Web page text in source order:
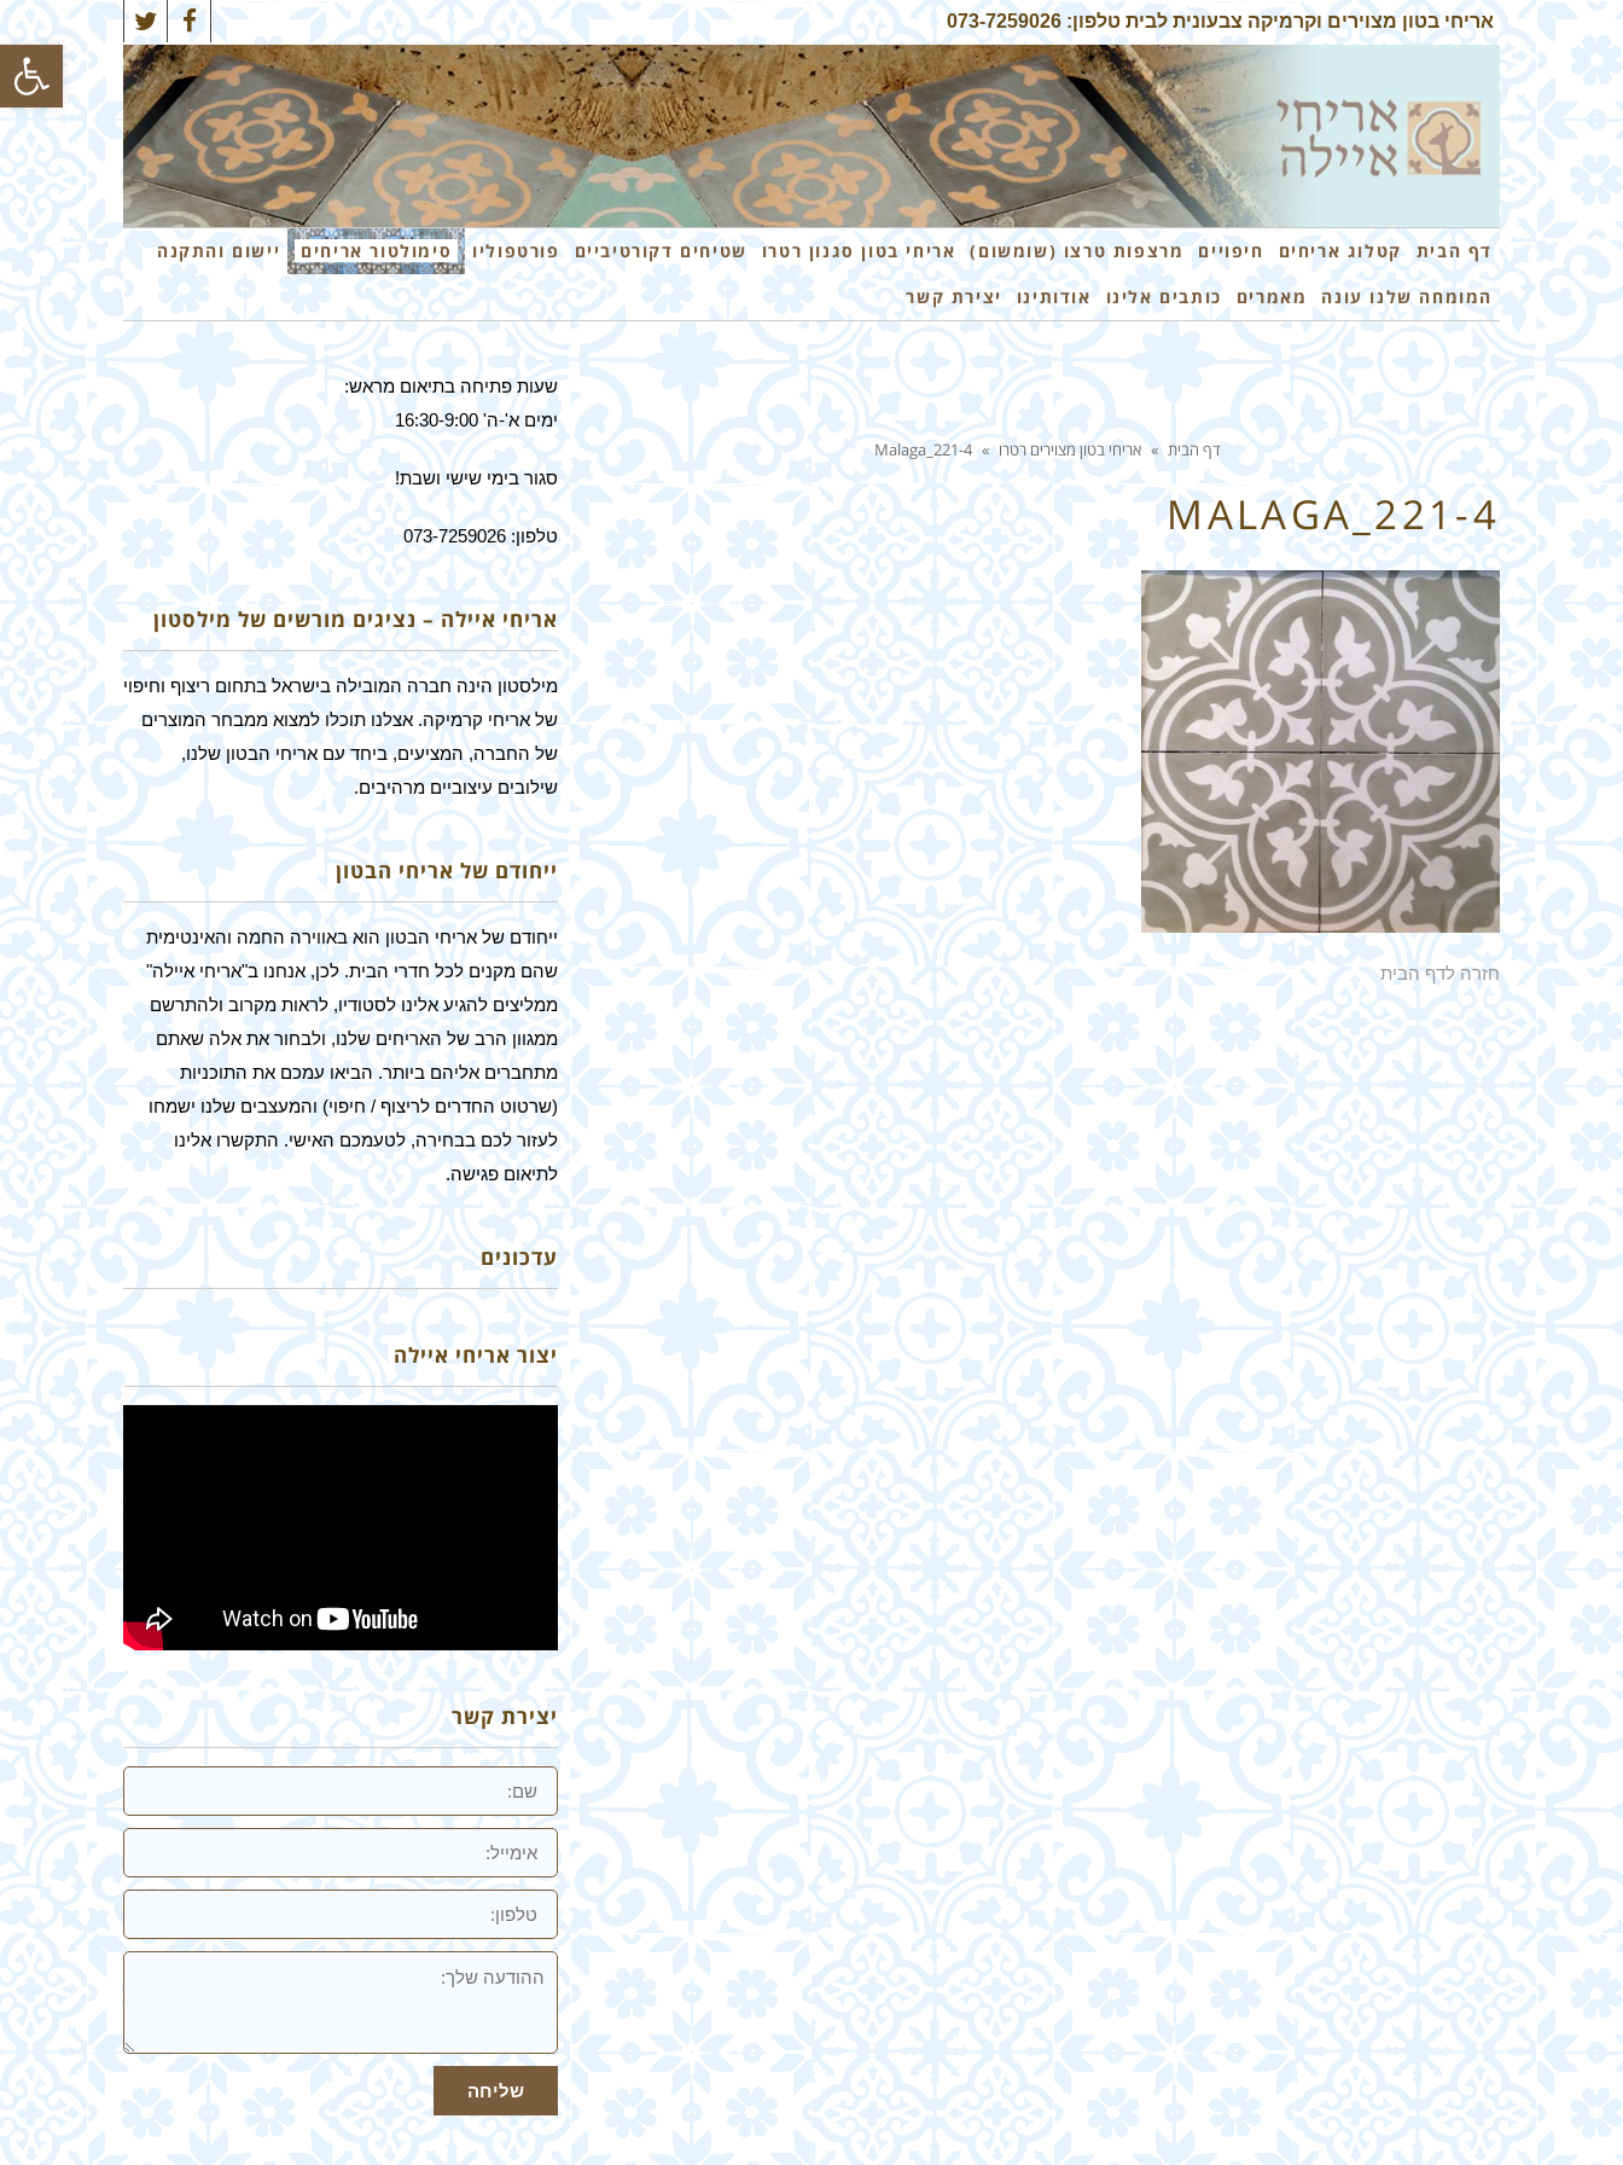
פתח
אריחי בטון מצוירים וקרמיקה צבעונית לבית טלפון: 073-7259026
Facebook
Twitter
דף הבית קטלוג אריחים חיפויים מרצפות טרצו (שומשום) אריחי בטון סגנון רטרו שטיחים דקורטיביים פורטפוליו סימולטור אריחים
יישום והתקנה
המומחה שלנו עונה
מאמרים כותבים אלינו אודותינו יצירת קשר
דף הבית » אריחי בטון מצוירים רטרו »
Malaga_221-4
MALAGA_221-4
חזרה לדף הבית
שעות פתיחה בתיאום מראש:
ימים א'-ה' 16:30-9:00
סגור בימי שישי ושבת!
טלפון: 073-7259026
אריחי איילה – נציגים מורשים של מילסטון
מילסטון הינה חברה המובילה בישראל בתחום ריצוף וחיפוי
של אריחי קרמיקה. אצלנו תוכלו למצוא ממבחר המוצרים
של החברה, המציעים, ביחד עם אריחי הבטון שלנו,
שילובים עיצוביים מרהיבים.
ייחודם של אריחי הבטון
ייחודם של אריחי הבטון הוא באווירה החמה והאינטימית
שהם מקנים לכל חדרי הבית. לכן, אנחנו ב"אריחי איילה"
ממליצים להגיע אלינו לסטודיו, לראות מקרוב ולהתרשם
ממגוון הרב של האריחים שלנו, ולבחור את אלה שאתם
מתחברים אליהם ביותר. הביאו עמכם את התוכניות
(שרטוט החדרים לריצוף / חיפוי) והמעצבים שלנו ישמחו
לעזור לכם בבחירה, לטעמכם האישי. התקשרו אלינו
לתיאום פגישה.
עדכונים
יצור אריחי איילה
יצירת קשר
שם
אימייל
טלפון:
ההודעה
שלך
שליחה